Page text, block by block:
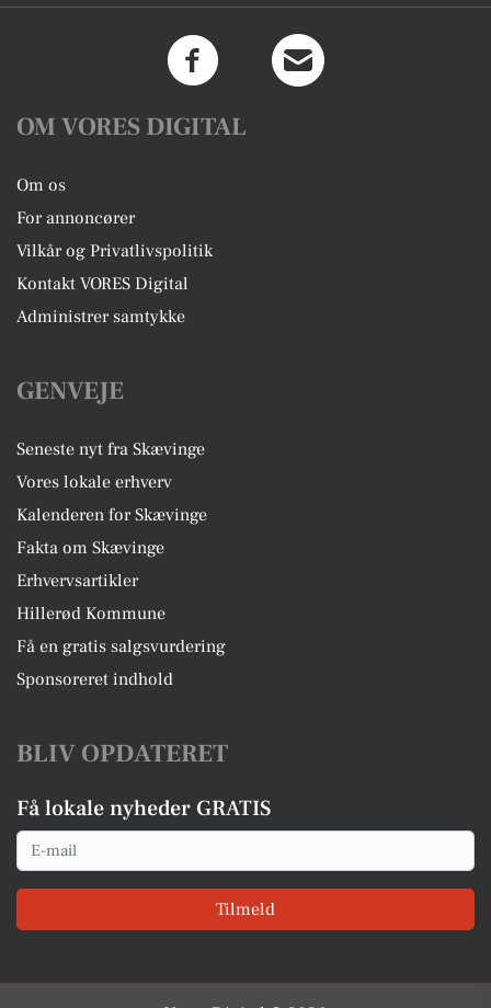
OM VORES DIGITAL
Om os
For annoncører
Vilkår og Privatlivspolitik
Kontakt VORES Digital
Administrer samtykke
GENVEJE
Seneste nyt fra Skævinge
Vores lokale erhverv
Kalenderen for Skævinge
Fakta om Skævinge
Erhvervsartikler
Hillerød Kommune
Få en gratis salgsvurdering
Sponsoreret indhold
BLIV OPDATERET
Få lokale nyheder GRATIS
Email
Tilmeld